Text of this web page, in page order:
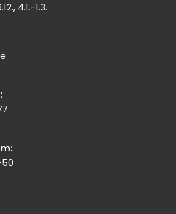
4.1.-1.3.